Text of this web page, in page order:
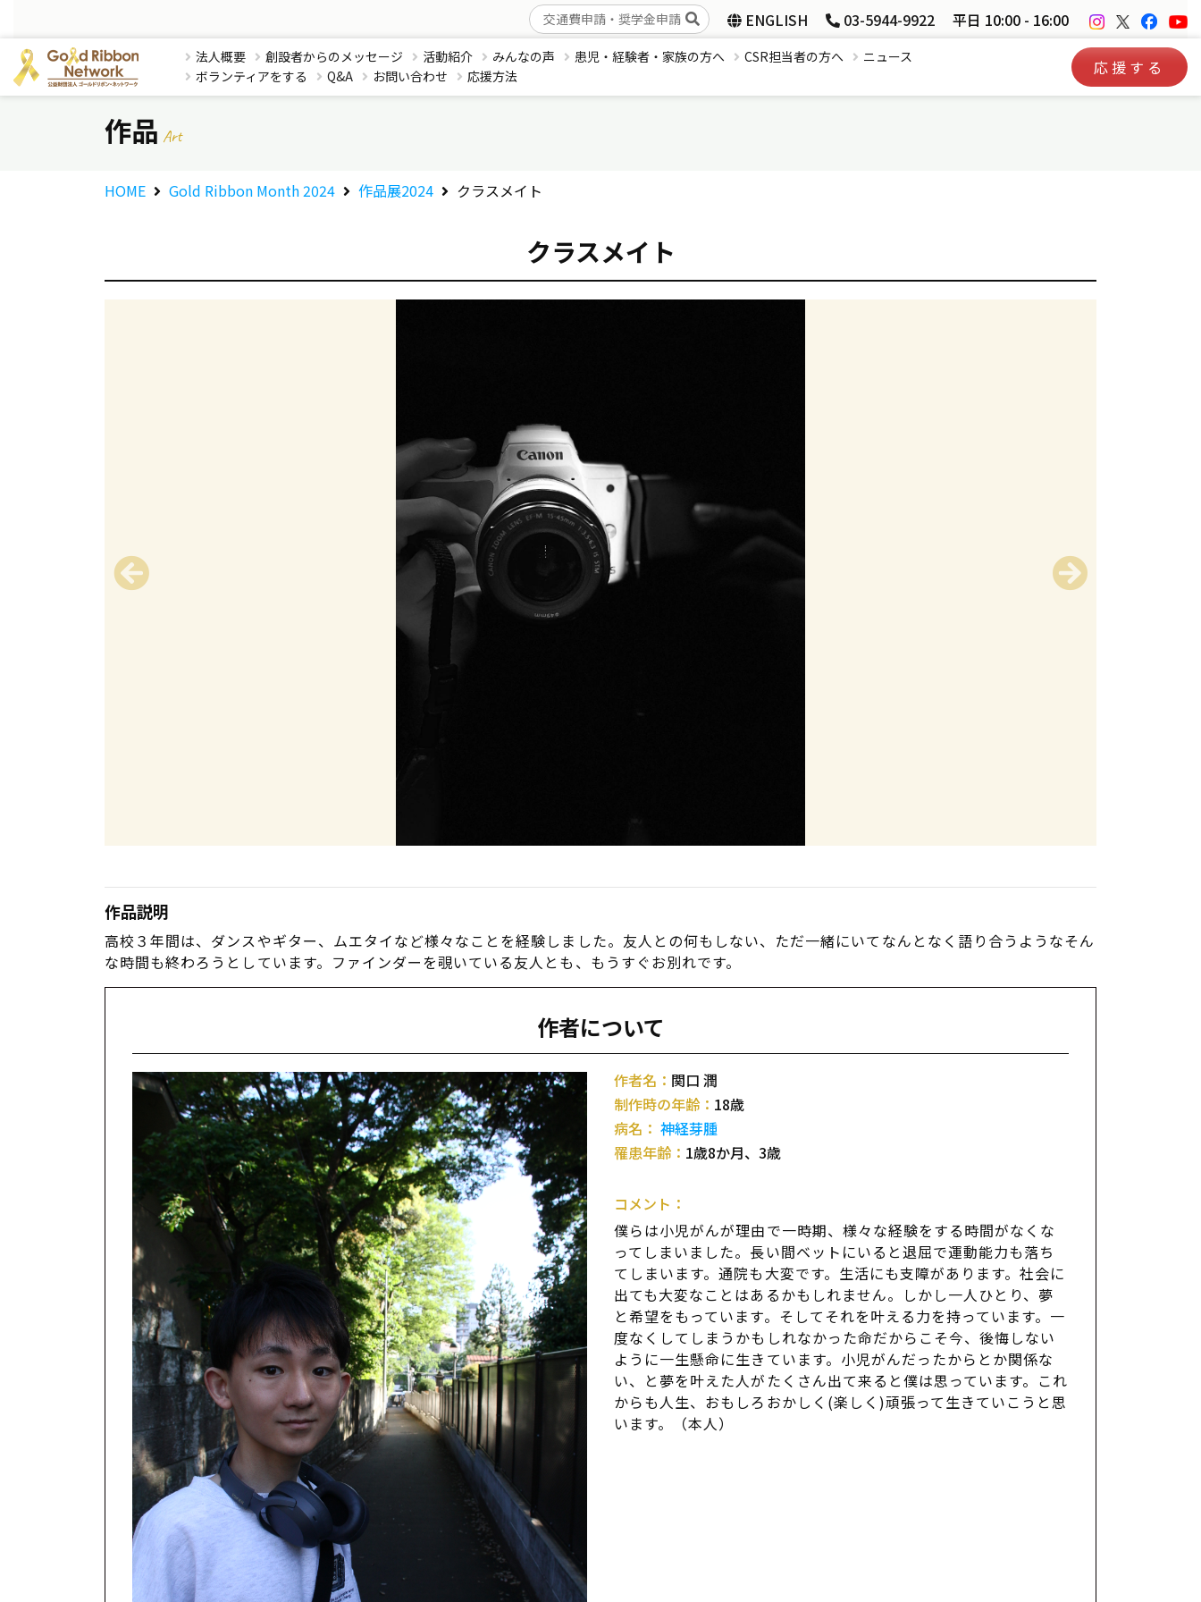
ENGLISH 03-5944-9922 平日 10:00 - 16:00
法人概要 創設者からのメッセージ 活動紹介 みんなの声 患児・経験者・家族の方へ CSR担当者の方へ
ニュース
ボランティアをする
Q&A お問い合わせ 応援方法 応援する
作品 Art
HOME Gold Ribbon Month 2024 作品展2024 クラスメイト
クラスメイト
作品説明
高校３年間は、ダンスやギター、ムエタイなど様々なことを経験しました。友人との何もしない、ただ一緒にいてなんとなく語り合うようなそん
な時間も終わろうとしています。ファインダーを覗いている友人とも、もうすぐお別れです。
作者について
作者名： 関口 潤
制作時の年齢： 18歳
病名： 神経芽腫
罹患年齢： 1歳8か月、3歳
コメント：
僕らは小児がんが理由で一時期、様々な経験をする時間がなくな
ってしまいました。長い間ベットにいると退屈で運動能力も落ち
てしまいます。通院も大変です。生活にも支障があります。社会に
出ても大変なことはあるかもしれません。しかし一人ひとり、夢
と希望をもっています。そしてそれを叶える力を持っています。一
度なくしてしまうかもしれなかった命だからこそ今、後悔しない
ように一生懸命に生きています。小児がんだったからとか関係な
い、と夢を叶えた人がたくさん出て来ると僕は思っています。これ
からも人生、おもしろおかしく(楽しく)頑張って生きていこうと思
います。（本人）